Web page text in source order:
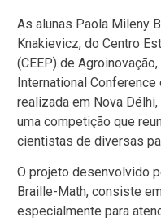
As alunas Paola Mileny
Knakievicz, do Centro
(CEEP) de
International
realizada em Nova
uma competição que
cientistas de diversas
O projeto desenvolvido
Braille-Math, consiste
especialmente para